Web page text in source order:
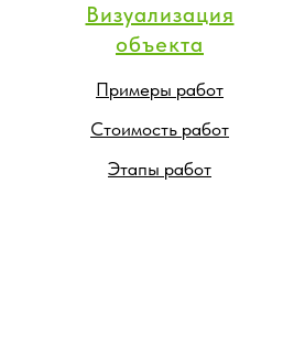
Визуализация
объекта
Примеры работ
Стоимость работ
Этапы работ